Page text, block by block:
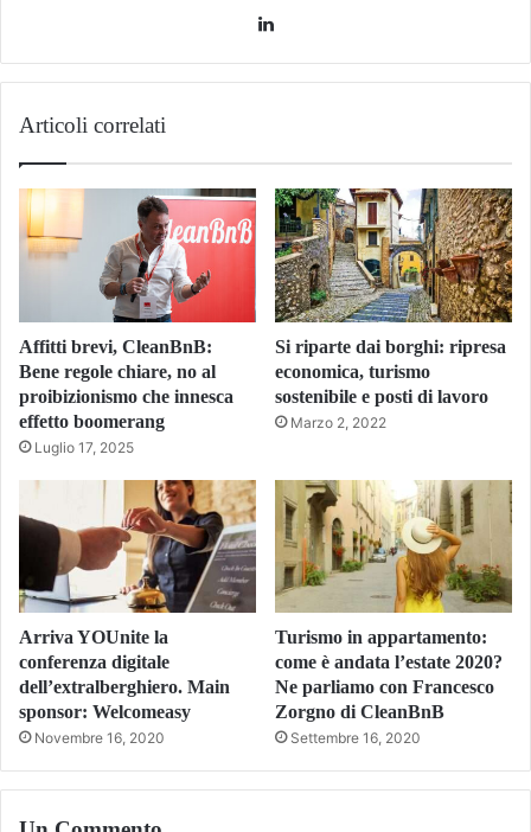
Articoli correlati
Affitti brevi, CleanBnB:
Bene regole chiare, no al
proibizionismo che innesca
effetto boomerang
Luglio 17, 2025
Si riparte dai borghi: ripresa
economica, turismo
sostenibile e posti di lavoro
Marzo 2, 2022
Arriva YOUnite la
conferenza digitale
dell’extralberghiero. Main
sponsor: Welcomeasy
Novembre 16, 2020
Turismo in appartamento:
come è andata l’estate 2020?
Ne parliamo con Francesco
Zorgno di CleanBnB
Settembre 16, 2020